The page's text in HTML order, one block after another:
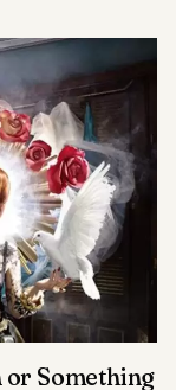
or Something